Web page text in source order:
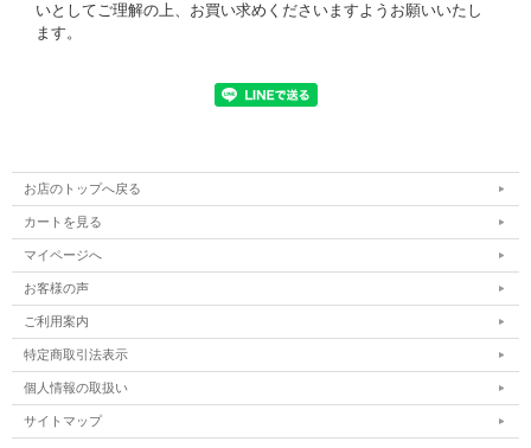
いとしてご理解の上、お買い求めくださいますようお願いいたし
ます。
お店のトップへ戻る
カートを見る
マイページへ
お客様の声
ご利用案内
特定商取引法表示
個人情報の取扱い
サイトマップ